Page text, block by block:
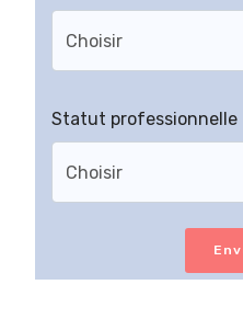
Statut professionnelle